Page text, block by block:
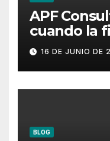
APF
cuando la
ser un
16 DE JUNIO DE
BLOG